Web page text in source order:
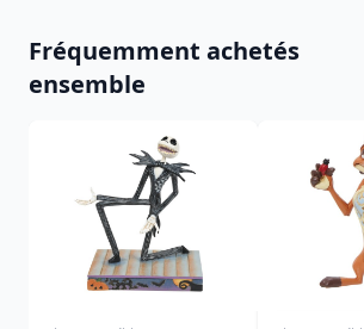
Fréquemment achetés
ensemble